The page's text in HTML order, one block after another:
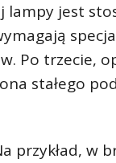
lampy jest
Po trzecie,
stałego
przykład, w